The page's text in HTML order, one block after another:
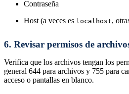
Contraseña
Host (a veces es localhost,
6. Revisar permisos de
Verifica que los archivos tengan los
general 644 para archivos y 755 para
acceso o pantallas en blanco.